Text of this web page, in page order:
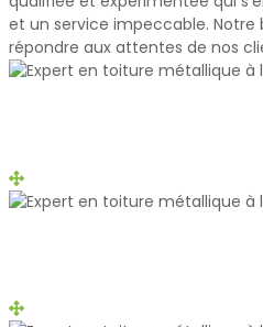
et un service impeccable.
répondre aux attentes de nos